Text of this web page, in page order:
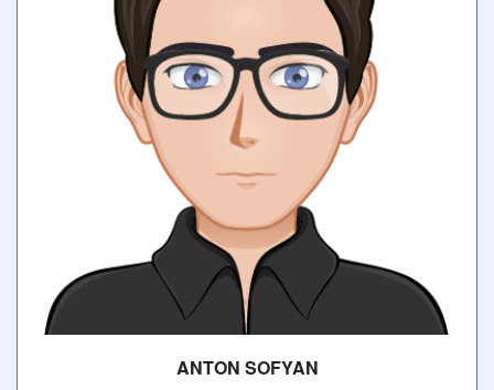
ANTON SOFYAN